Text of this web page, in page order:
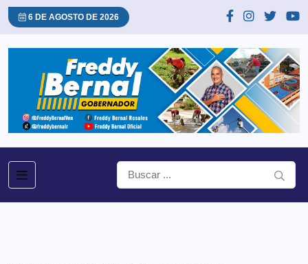
6 DE AGOSTO DE 2026